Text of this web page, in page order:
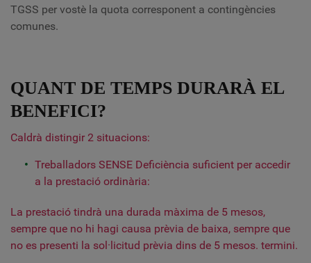
TGSS per vostè la quota corresponent a contingències
comunes.
QUANT DE TEMPS DURARÀ EL
BENEFICI?
Caldrà distingir 2 situacions:
Treballadors SENSE Deficiència suficient per accedir
a la prestació ordinària:
La prestació tindrà una durada màxima de 5 mesos,
sempre que no hi hagi causa prèvia de baixa, sempre que
no es presenti la sol·licitud prèvia dins de 5 mesos. termini.